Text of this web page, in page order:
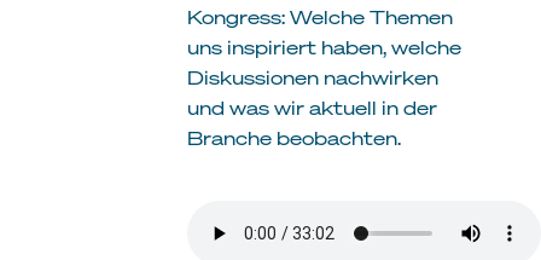
Kongress: Welche Themen
uns inspiriert haben, welche
Diskussionen nachwirken
und was wir aktuell in der
Branche beobachten.